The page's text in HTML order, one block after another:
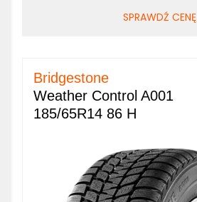
SPRAWDŹ CENĘ
Bridgestone
Weather Control A001
185/65R14 86 H